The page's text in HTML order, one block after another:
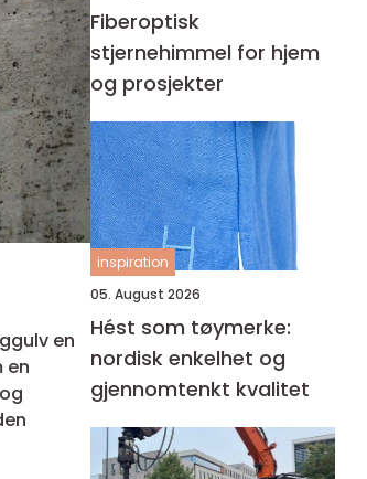
en
en
Fiberoptisk
stjernehimmel for hjem
og prosjekter
inspiration
05. August 2026
Hést som tøymerke:
nordisk enkelhet og
gjennomtenkt kvalitet